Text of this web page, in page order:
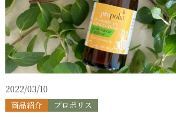
2022/03/10
商品紹介 プロポリス